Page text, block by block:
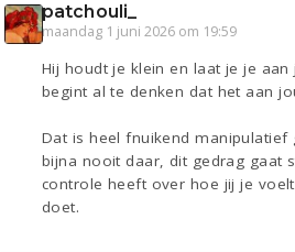
patchouli_
maandag 1 juni 2026 om 19:59
Hij houdt je klein en laat je je aan
begint al te denken dat het aan
Dat is heel fnuikend manipulatief
bijna nooit daar, dit gedrag gaat
controle heeft over hoe jij je
doet.